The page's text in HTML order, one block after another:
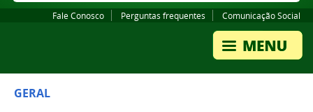
Fale Conosco Perguntas frequentes Comunicação Social
GERAL